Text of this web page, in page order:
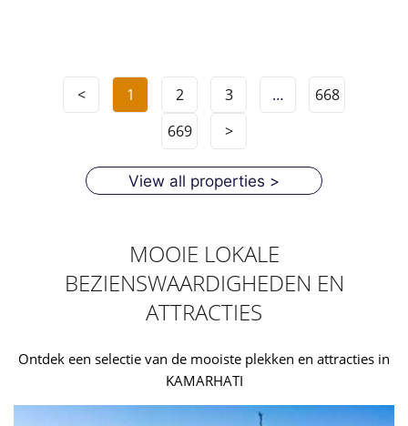
< 1 2 3 …
668
669
>
View all properties >
MOOIE LOKALE
BEZIENSWAARDIGHEDEN EN
ATTRACTIES
Ontdek een selectie van de mooiste plekken en attracties in
KAMARHATI